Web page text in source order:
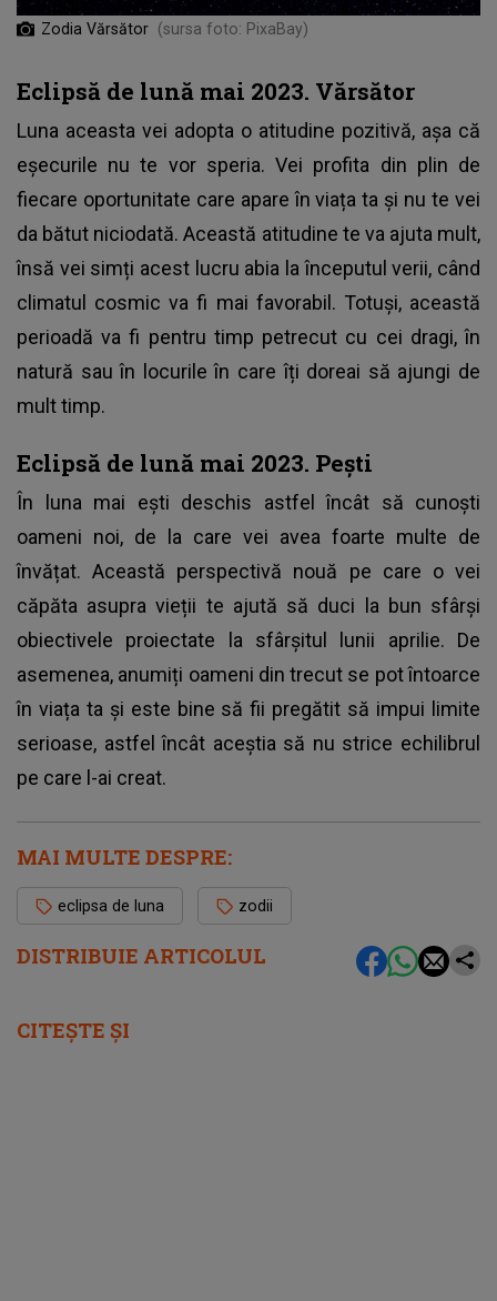
DISTRIBUIE ARTICOLUL
Zodia Vărsător (sursa foto: PixaBay)
Eclipsă de lună mai 2023. Vărsător
Luna aceasta vei adopta o atitudine pozitivă, așa că
eșecurile nu te vor speria. Vei profita din plin de
fiecare oportunitate care apare în viața ta și nu te vei
da bătut niciodată. Această atitudine te va ajuta mult,
însă vei simți acest lucru abia la începutul verii, când
climatul cosmic va fi mai favorabil. Totuși, această
perioadă va fi pentru timp petrecut cu cei dragi, în
natură sau în locurile în care îți doreai să ajungi de
mult timp.
Eclipsă de lună mai 2023. Pești
În luna mai ești deschis astfel încât să cunoști
oameni noi, de la care vei avea foarte multe de
învățat. Această perspectivă nouă pe care o vei
căpăta asupra vieții te ajută să duci la bun sfârși
obiectivele proiectate la sfârșitul lunii aprilie. De
asemenea, anumiți oameni din trecut se pot întoarce
în viața ta și este bine să fii pregătit să impui limite
serioase, astfel încât aceștia să nu strice echilibrul
pe care l-ai creat.
MAI MULTE DESPRE:
eclipsa de luna zodii
CITEȘTE ȘI